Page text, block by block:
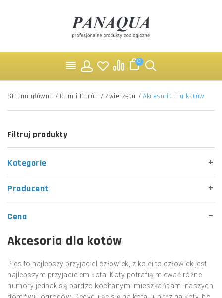
0
Strona główna / Dom i Ogród / Zwierzęta / Akcesoria dla kotów
Filtruj produkty
Kategorie
Producent
Cena
Akcesoria dla kotów
Pies to najlepszy przyjaciel człowiek, z kolei to człowiek jest
najlepszym przyjacielem kota. Koty potrafią miewać różne
humory jednak są bardzo kochanymi mieszkańcami naszych
domówi i ogrodów. Decydując się na kota, lub tez na koty, bo